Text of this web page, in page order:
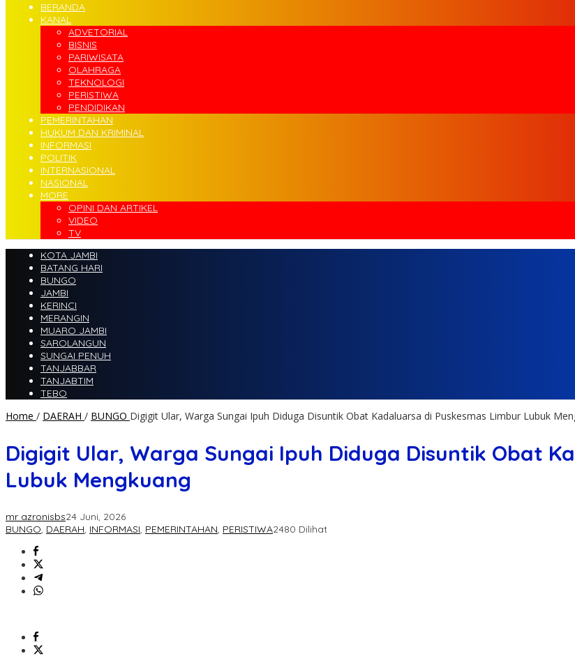
BERANDA
KANAL
ADVETORIAL
BISNIS
PARIWISATA
OLAHRAGA
TEKNOLOGI
PERISTIWA
PENDIDIKAN
PEMERINTAHAN
HUKUM DAN KRIMINAL
INFORMASI
POLITIK
INTERNASIONAL
NASIONAL
MORE
OPINI DAN ARTIKEL
VIDEO
TV
KOTA JAMBI
BATANG HARI
BUNGO
JAMBI
KERINCI
MERANGIN
MUARO JAMBI
SAROLANGUN
SUNGAI PENUH
TANJABBAR
TANJABTIM
TEBO
Home / DAERAH / BUNGO Digigit Ular, Warga Sungai Ipuh Diduga Disuntik Obat Kadaluarsa di Puskesmas Limbur Lubuk
Digigit Ular, Warga Sungai Ipuh Diduga Disuntik Obat
Lubuk Mengkuang
mr azronisbs24 Juni, 2026
BUNGO, DAERAH, INFORMASI, PEMERINTAHAN, PERISTIWA2480 Dilihat